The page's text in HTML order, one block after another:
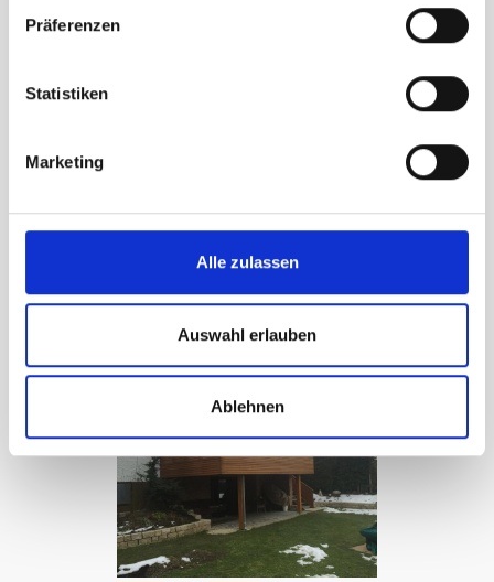
Präferenzen
Statistiken
Marketing
Alle zulassen
Auswahl erlauben
Ablehnen